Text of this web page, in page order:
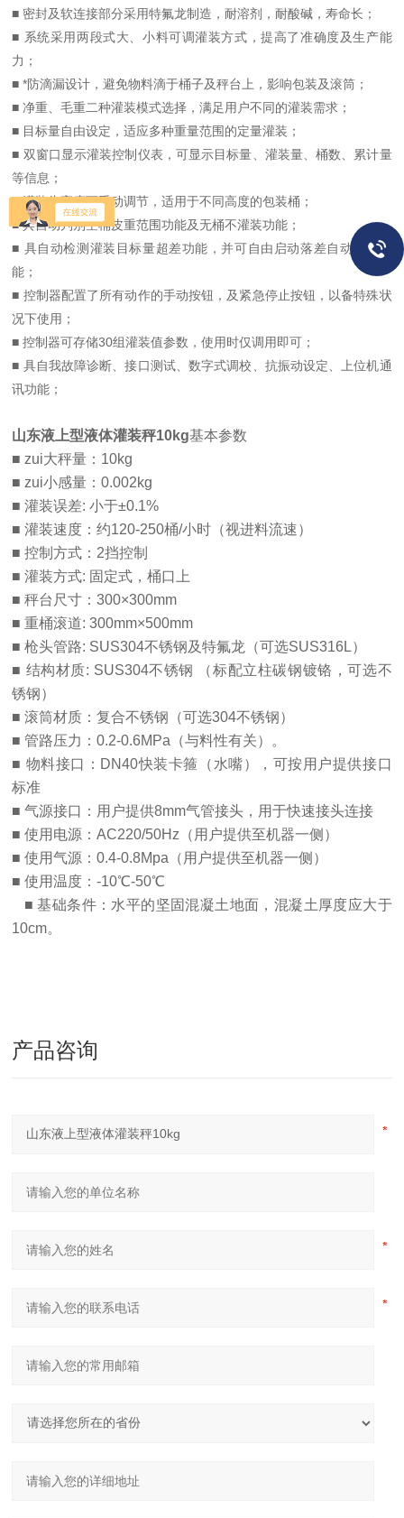
■ 密封及软连接部分采用特氟龙制造，耐溶剂，耐酸碱，寿命长；
■ 系统采用两段式大、小料可调灌装方式，提高了准确度及生产能
力；
■ *防滴漏设计，避免物料滴于桶子及秤台上，影响包装及滚筒；
■ 净重、毛重二种灌装模式选择，满足用户不同的灌装需求；
■ 目标量自由设定，适应多种重量范围的定量灌装；
■ 双窗口显示灌装控制仪表，可显示目标量、灌装量、桶数、累计量
等信息；
■ 灌装头高度可手动调节，适用于不同高度的包装桶；
■ 具自动判别空桶皮重范围功能及无桶不灌装功能；
■ 具自动检测灌装目标量超差功能，并可自由启动落差自动修正功
能；
■ 控制器配置了所有动作的手动按钮，及紧急停止按钮，以备特殊状
况下使用；
■ 控制器可存储30组灌装值参数，使用时仅调用即可；
■ 具自我故障诊断、接口测试、数字式调校、抗振动设定、上位机通
讯功能；
山东液上型液体灌装秤10kg基本参数
■ zui大秤量：10kg
■ zui小感量：0.002kg
■ 灌装误差:小于±0.1%
■ 灌装速度：约120-250桶/小时（视进料流速）
■ 控制方式：2挡控制
■ 灌装方式: 固定式，桶口上
■ 秤台尺寸：300×300mm
■ 重桶滚道: 300mm×500mm
■ 枪头管路: SUS304不锈钢及特氟龙（可选SUS316L）
■ 结构材质: SUS304不锈钢 （标配立柱碳钢镀铬，可选不
锈钢）
■ 滚筒材质：复合不锈钢（可选304不锈钢）
■ 管路压力：0.2-0.6MPa （与料性有关）。
■ 物料接口：DN40快装卡箍（水嘴），可按用户提供接口
标准
■ 气源接口：用户提供8mm气管接头，用于快速接头连接
■ 使用电源：AC220/50Hz（用户提供至机器一侧）
■ 使用气源：0.4-0.8Mpa（用户提供至机器一侧）
■ 使用温度：-10℃-50℃
■ 基础条件：水平的坚固混凝土地面，混凝土厚度应大于
10cm。
产品咨询